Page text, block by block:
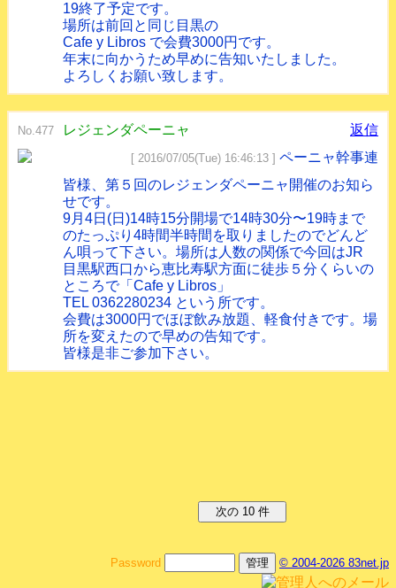
19終了予定です。
場所は前回と同じ目黒の
Cafe y Libros で会費3000円です。
年末に向かうため早めに告知いたしました。
よろしくお願い致します。
No.477 レジェンダペーニャ 返信
[ 2016/07/05(Tue) 16:46:13 ] ペーニャ幹事連
皆様、第５回のレジェンダペーニャ開催のお知ら
せです。
9月4日(日)14時15分開場で14時30分〜19時まで
のたっぷり4時間半時間を取りましたのでどんど
ん唄って下さい。場所は人数の関係で今回はJR
目黒駅西口から恵比寿駅方面に徒歩５分くらいの
ところで「Cafe y Libros」
TEL 0362280234 という所です。
会費は3000円でほぼ飲み放題、軽食付きです。場
所を変えたので早めの告知です。
皆様是非ご参加下さい。
Password © 2004-2026 83net.jp